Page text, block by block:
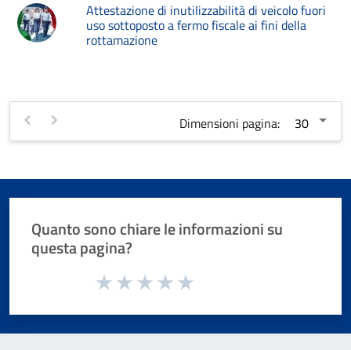
Attestazione di inutilizzabilità di veicolo fuori
uso sottoposto a fermo fiscale ai fini della
rottamazione
Dimensioni pagina:
Quanto sono chiare le informazioni su
questa pagina?
Valuta da 1 a 5 stelle la pagina